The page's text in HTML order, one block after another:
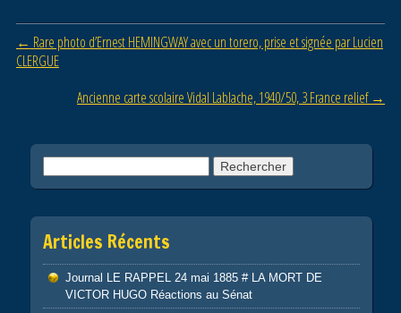
o
k
Post navigation
← Rare photo d’Ernest HEMINGWAY avec un torero, prise et signée par Lucien
CLERGUE
Ancienne carte scolaire Vidal Lablache, 1940/50, 3 France relief →
Articles Récents
Journal LE RAPPEL 24 mai 1885 # LA MORT DE
VICTOR HUGO Réactions au Sénat